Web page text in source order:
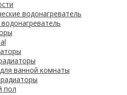
водонагреватель
ванной комнаты
пол